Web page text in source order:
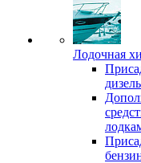
Лодочная